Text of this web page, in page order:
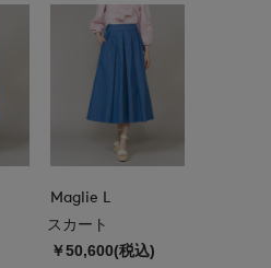
Maglie L
スカート
￥50,600(税込)